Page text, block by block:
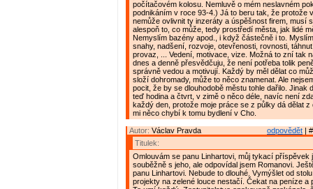
počítačovém kolosu. Nemluvě o mém neslavném
podnikáním v roce 93-4.) Já to beru tak, že protože
nemůže ovlivnit ty inzeráty a úspěšnost firem, musí
alespoň to, co může, tedy prostředí města, jak lidé
Nemyslím bazény apod., i když částečně i to.
snahy, nadšení, rozvoje, otevřenosti, rovnosti,
provaz, ... Vedení, motivace, vize. Možná to zní tak
dnes a denně přesvědčuju, že není potřeba tolik
správně vedou a motivují. Každý by měl dělat co
složí dohromady, může to něco znamenat. Ale
pocit, že by se dlouhodobě městu tohle dařilo. Jinak
teď hodina a čtvrt, v zimě o něco déle, navíc není
každý den, protože moje práce se z půlky dá dělat z
mi něco chybí k tomu bydlení v Cho.
odpovědět |
Autor: Václav Pravda
Titulek:
Omlouvám se panu Linhartovi, můj tykací příspěvek
souběžně s jeho, ale odpovídal jsem Romanovi.
panu Linhartovi. Nebude to dlouhé. Vymýšlet od
projekty na zelené louce nestačí. Čekat na peníze a